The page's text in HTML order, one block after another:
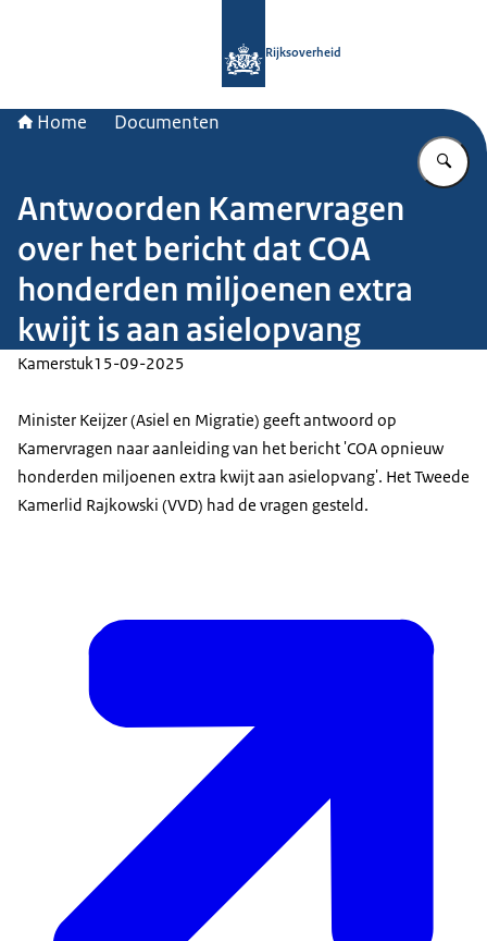
Rijksoverheid
Home Documenten
Antwoorden Kamervragen
over het bericht dat COA
honderden miljoenen extra
kwijt is aan asielopvang
Kamerstuk15-09-2025
Minister Keijzer (Asiel en Migratie) geeft antwoord op
Kamervragen naar aanleiding van het bericht 'COA opnieuw
honderden miljoenen extra kwijt aan asielopvang'. Het Tweede
Kamerlid Rajkowski (VVD) had de vragen gesteld.